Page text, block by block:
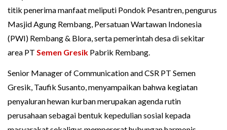
titik penerima manfaat meliputi Pondok Pesantren, pengurus
Masjid Agung Rembang, Persatuan Wartawan Indonesia
(PWI) Rembang & Blora, serta pemerintah desa di sekitar
area PT Semen Gresik Pabrik Rembang.
Senior Manager of Communication and CSR PT Semen
Gresik, Taufik Susanto, menyampaikan bahwa kegiatan
penyaluran hewan kurban merupakan agenda rutin
perusahaan sebagai bentuk kepedulian sosial kepada